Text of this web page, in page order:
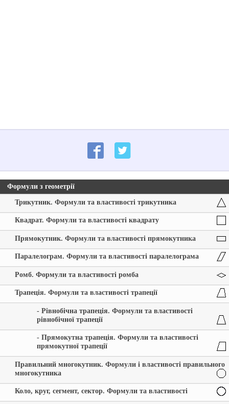
Формули з геометрії
Трикутник. Формули та властивості трикутника
Квадрат. Формули та властивості квадрату
Прямокутник. Формули та властивості прямокутника
Паралелограм. Формули та властивості паралелограма
Ромб. Формули та властивості ромба
Трапеція. Формули та властивості трапеції
- Рівнобічна трапеція. Формули та властивості
рівнобічної трапеції
- Прямокутна трапеція. Формули та властивості
прямокутної трапеції
Правильний многокутник. Формули і властивості правильного
многокутника
Коло, круг, сегмент, сектор. Формули та властивості